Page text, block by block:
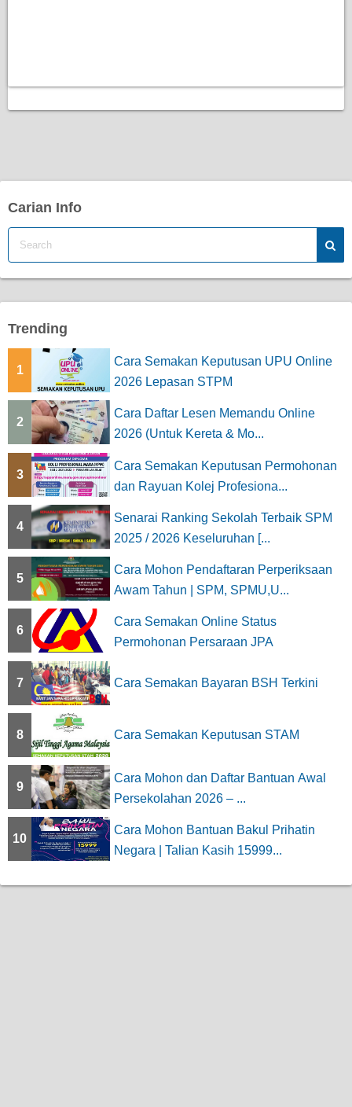
Carian Info
Trending
1
Cara Semakan Keputusan UPU Online
2026 Lepasan STPM
2
Cara Daftar Lesen Memandu Online
2026 (Untuk Kereta & Mo...
3
Cara Semakan Keputusan Permohonan
dan Rayuan Kolej Profesiona...
4
Senarai Ranking Sekolah Terbaik SPM
2025 / 2026 Keseluruhan [...
5
Cara Mohon Pendaftaran Perperiksaan
Awam Tahun | SPM, SPMU,U...
6
Cara Semakan Online Status
Permohonan Persaraan JPA
7 Cara Semakan Bayaran BSH Terkini
8 Cara Semakan Keputusan STAM
9
Cara Mohon dan Daftar Bantuan Awal
Persekolahan 2026 – ...
10
Cara Mohon Bantuan Bakul Prihatin
Negara | Talian Kasih 15999...